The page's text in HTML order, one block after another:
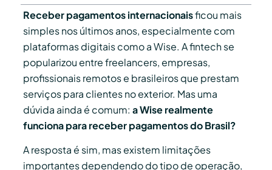
Receber pagamentos internacionaisficou mais
simples nos últimos anos, especialmente com
plataformas digitais como a Wise. A fintech se
popularizou entre freelancers, empresas,
profissionais remotos e brasileiros que prestam
serviços para clientes no exterior. Mas uma
dúvida ainda é comum: a Wise realmente
funciona para receber pagamentos do Brasil?
A resposta é sim, mas existem limitações
importantes dependendo do tipo de operação,